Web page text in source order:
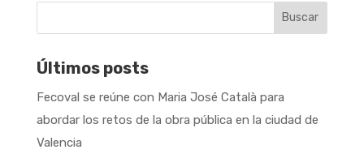
Buscar
Últimos posts
Fecoval se reúne con Maria José Català para
abordar los retos de la obra pública en la ciudad de
Valencia